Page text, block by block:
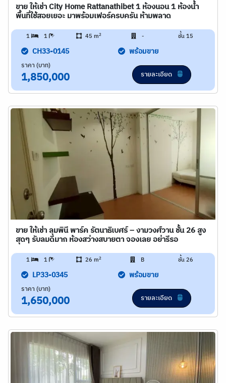
ขาย ให้เช่า City Home Rattanathibet 1 ห้องนอน 1 ห้องน้ำ
พื้นที่ใช้สอยเยอะ มาพร้อมเฟอร์ครบครัน ห้ามพลาด
1 1 45 m2 - ชั้น 15
CH33-0145 พร้อมขาย
ราคา (บาท)
1,850,000 รายละเอียด
ขาย ให้เช่า ลุมพินี พาร์ค รัตนาธิเบศร์ – งามวงศ์วาน ชั้น 26 สูง
สุดๆ รับลมดีมาก ห้องสว่างสบายตา จองเลย อย่ารีรอ
1 1 26 m2 B ชั้น 26
LP33-0345 พร้อมขาย
ราคา (บาท)
1,650,000 รายละเอียด